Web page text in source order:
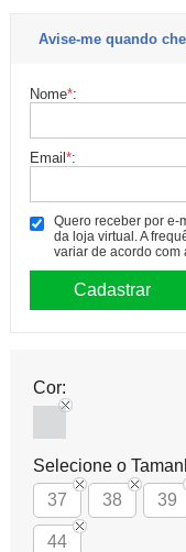
Avise-me quando
Nome*:
Email*:
Quero receber por e-
da loja virtual. A
variar de acordo com
Cor:
Selecione o
37
38 39
44